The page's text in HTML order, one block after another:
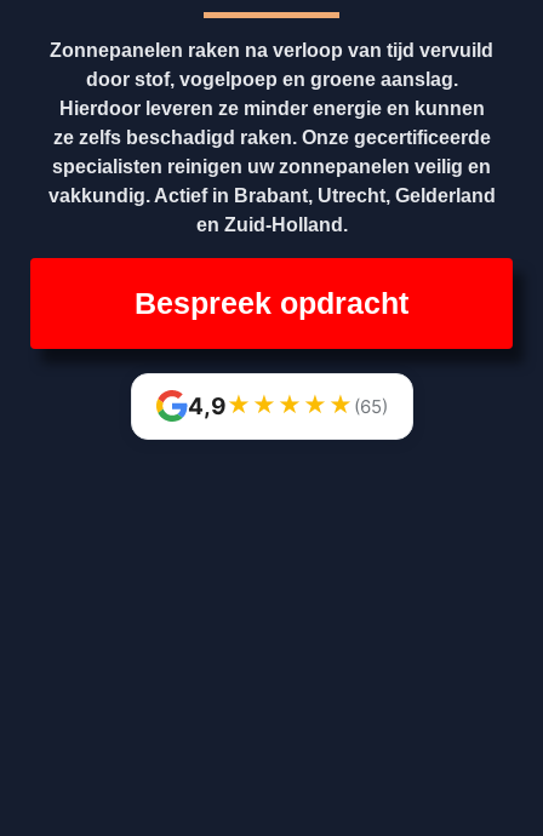
Zonnepanelen raken na verloop van tijd vervuild
door stof, vogelpoep en groene aanslag.
Hierdoor leveren ze minder energie en kunnen
ze zelfs beschadigd raken. Onze gecertificeerde
specialisten reinigen uw zonnepanelen veilig en
vakkundig. Actief in Brabant, Utrecht, Gelderland
en Zuid-Holland.
Bespreek opdracht
4,9★ ★ ★ ★ ★ (65)